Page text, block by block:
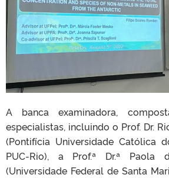
A banca examinadora,
especialistas, incluindo o Prof. Dr.
(Pontifícia Universidade Católica
PUC-Rio), a Prof.ª Dr.ª Paola
(Universidade Federal de Santa